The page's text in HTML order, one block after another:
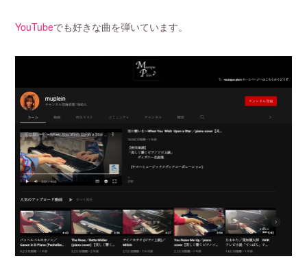
YouTubeでも好きな曲を弾いています。